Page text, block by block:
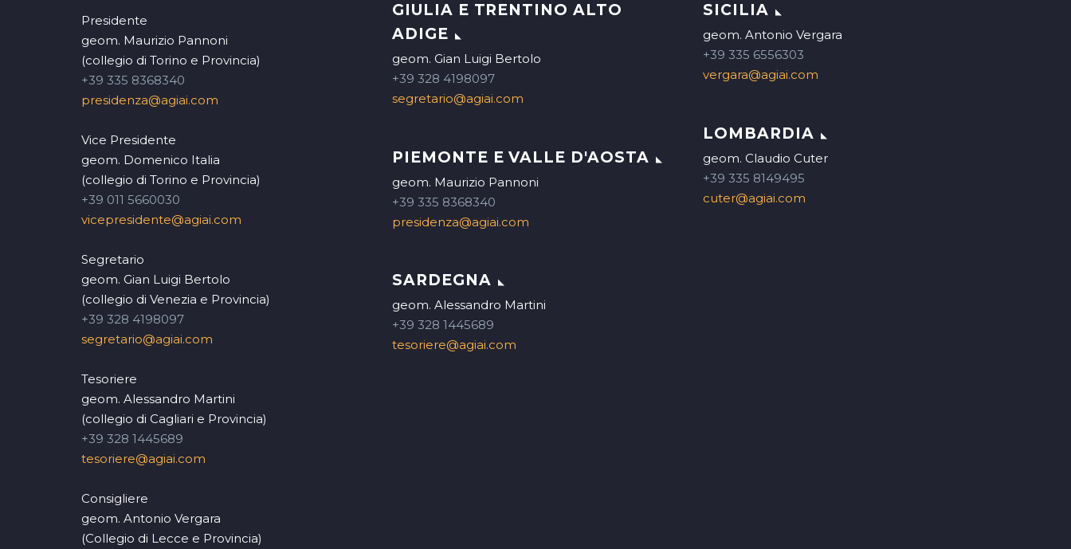
Presidente
geom. Maurizio Pannoni
(collegio di Torino e Provincia)
+39 335 8368340
presidenza@agiai.com
Vice Presidente
geom. Domenico Italia
(collegio di Torino e Provincia)
+39 011 5660030
vicepresidente@agiai.com
Segretario
geom. Gian Luigi Bertolo
(collegio di Venezia e Provincia)
+39 328 4198097
segretario@agiai.com
Tesoriere
geom. Alessandro Martini
(collegio di Cagliari e Provincia)
+39 328 1445689
tesoriere@agiai.com
Consigliere
geom. Antonio Vergara
(Collegio di Lecce e Provincia)
GIULIA E TRENTINO ALTO
ADIGE
geom. Gian Luigi Bertolo
+39 328 4198097
segretario@agiai.com
PIEMONTE E VALLE D'AOSTA
geom. Maurizio Pannoni
+39 335 8368340
presidenza@agiai.com
SARDEGNA
geom. Alessandro Martini
+39 328 1445689
tesoriere@agiai.com
SICILIA
geom. Antonio Vergara
+39 335 6556303
vergara@agiai.com
LOMBARDIA
geom. Claudio Cuter
+39 335 8149495
cuter@agiai.com